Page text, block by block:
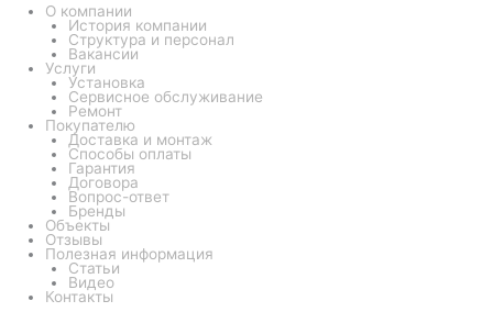
О компании
История компании
Структура и персонал
Вакансии
Услуги
Установка
Сервисное обслуживание
Ремонт
Покупателю
Доставка и монтаж
Способы оплаты
Гарантия
Договора
Вопрос-ответ
Бренды
Объекты
Отзывы
Полезная информация
Статьи
Видео
Контакты